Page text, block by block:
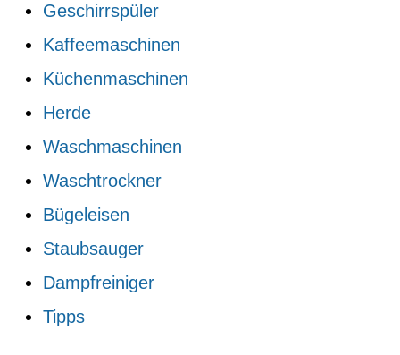
Geschirrspüler
Kaffeemaschinen
Küchenmaschinen
Herde
Waschmaschinen
Waschtrockner
Bügeleisen
Staubsauger
Dampfreiniger
Tipps